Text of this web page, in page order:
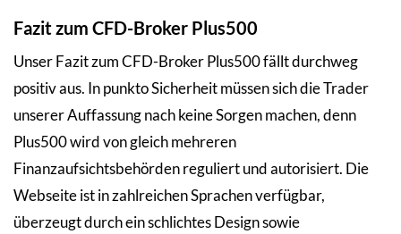
Fazit zum CFD-Broker Plus500
Unser Fazit zum CFD-Broker Plus500 fällt durchweg
positiv aus. In punkto Sicherheit müssen sich die Trader
unserer Auffassung nach keine Sorgen machen, denn
Plus500 wird von gleich mehreren
Finanzaufsichtsbehörden reguliert und autorisiert. Die
Webseite ist in zahlreichen Sprachen verfügbar,
überzeugt durch ein schlichtes Design sowie